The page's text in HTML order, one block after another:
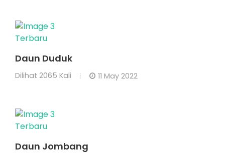
Terbaru
Daun Duduk
Dilihat 2065 Kali 11 May 2022
Terbaru
Daun Jombang